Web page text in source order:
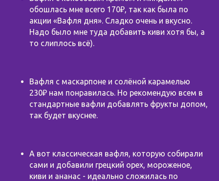
обошлась мне всего 170₽, так как была по
акции «Вафля дня». Сладко очень и вкусно.
Надо было мне туда добавить киви хотя бы, а
то слиплось всё).
Вафля с маскарпоне и солёной карамелью
230₽ нам понравилась. Но рекомендую всем в
стандартные вафли добавлять фрукты допом,
так будет вкуснее.
А вот классическая вафля, которую собирали
сами и добавили грецкий орех, мороженое,
киви и ананас - идеально сложилась по